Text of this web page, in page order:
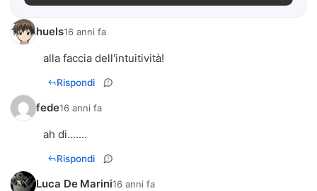
huels16 anni fa
alla faccia dell'intuitività!
Rispondi
fede16 anni fa
ah di.......
Rispondi
Luca De Marini16 anni fa